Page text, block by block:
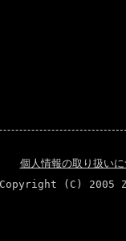
個人情報の取り扱い
Copyright (C) 2005